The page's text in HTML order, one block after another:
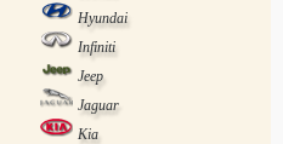
Hyundai
Infiniti
Jeep
Jaguar
Kia